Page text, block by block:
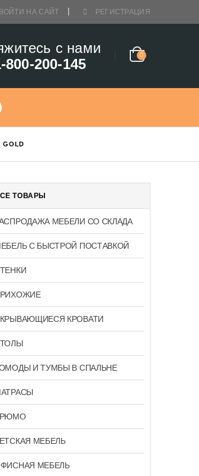
ВОЙТИ НА САЙТ РЕГИСТРАЦИЯ
с нами
800-200-145
ТОВАРЫ
МЕБЕЛИ СО СКЛАДА
С БЫСТРОЙ ПОСТАВКОЙ
КРОВАТИ
И ТУМБЫ В СПАЛЬНЕ
МЕБЕЛЬ
МЕБЕЛЬ